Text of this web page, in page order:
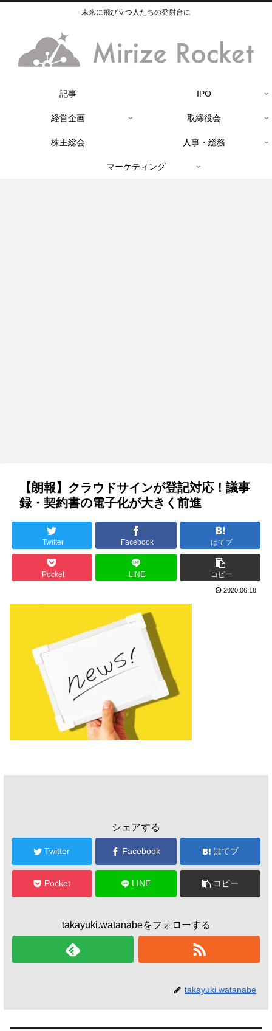
未来に飛び立つ人たちの発射台に
記事 IPO
経営企画 取締役会
株主総会 人事・総務
マーケティング
【朗報】クラウドサインが登記対応！議事
録・契約書の電子化が大きく前進
Twitter Facebook はてブ
Pocket LINE コピー
2020.06.18
シェアする
Twitter Facebook はてブ
Pocket LINE コピー
takayuki.watanabeをフォローする
takayuki.watanabe